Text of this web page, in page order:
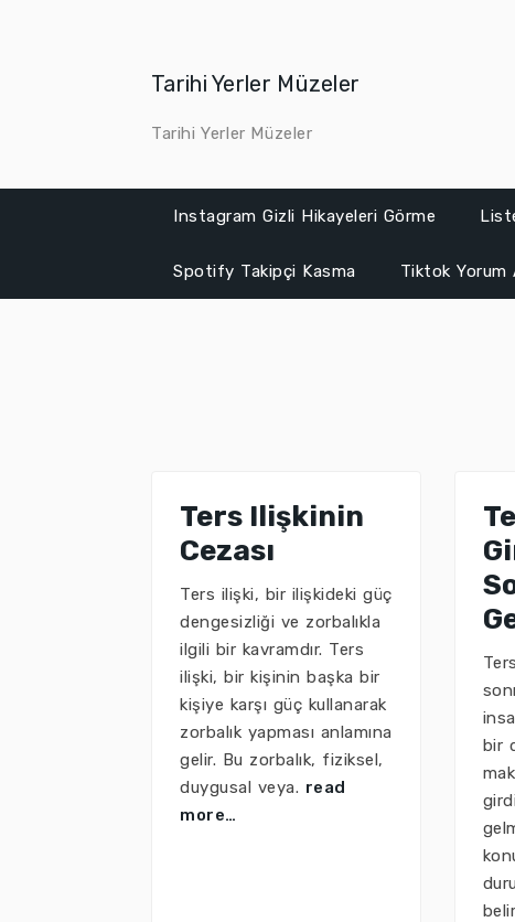
Tarihi Yerler Müzeler
Tarihi Yerler Müzeler
Instagram Gizli Hikayeleri Görme
Spotify Takipçi Kasma Tiktok Yorum
Ters Ilişkinin
Cezası
Ters ilişki, bir ilişkideki güç
dengesizliği ve zorbalıkla
ilgili bir kavramdır. Ters
ilişki, bir kişinin başka bir
kişiye karşı güç kullanarak
zorbalık yapması anlamına
gelir. Bu zorbalık, fiziksel,
duygusal veya. read
more…
bir